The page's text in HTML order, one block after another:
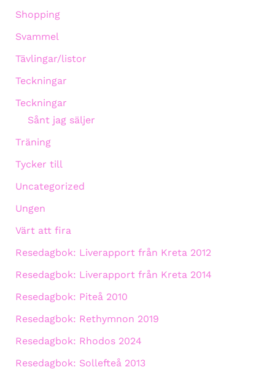
Shopping
Svammel
Tävlingar/listor
Teckningar
Teckningar
Sånt jag säljer
Träning
Tycker till
Uncategorized
Ungen
Värt att fira
Resedagbok: Liverapport från Kreta 2012
Resedagbok: Liverapport från Kreta 2014
Resedagbok: Piteå 2010
Resedagbok: Rethymnon 2019
Resedagbok: Rhodos 2024
Resedagbok: Sollefteå 2013